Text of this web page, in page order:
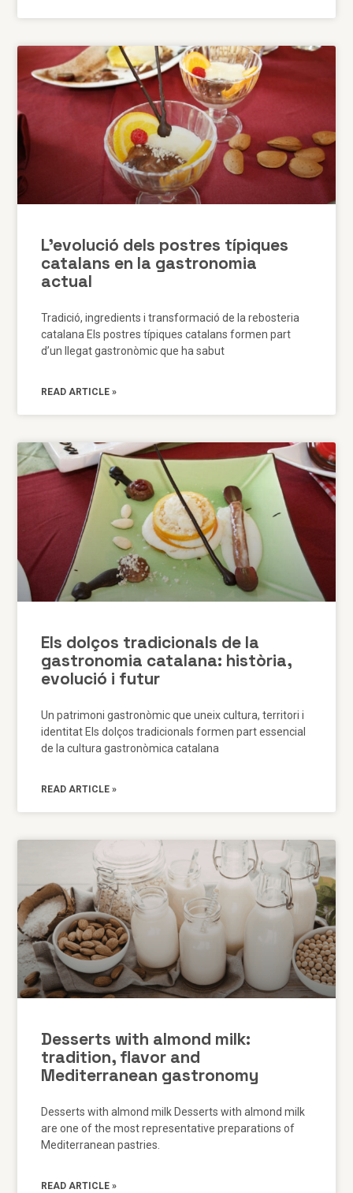
L’evolució dels postres típiques
catalans en la gastronomia
actual
Tradició, ingredients i transformació de la rebosteria
catalana Els postres típiques catalans formen part
d’un llegat gastronòmic que ha sabut
READ ARTICLE »
Els dolços tradicionals de la
gastronomia catalana: història,
evolució i futur
Un patrimoni gastronòmic que uneix cultura, territori i
identitat Els dolços tradicionals formen part essencial
de la cultura gastronòmica catalana
READ ARTICLE »
Desserts with almond milk:
tradition, flavor and
Mediterranean gastronomy
Desserts with almond milk Desserts with almond milk
are one of the most representative preparations of
Mediterranean pastries.
READ ARTICLE »